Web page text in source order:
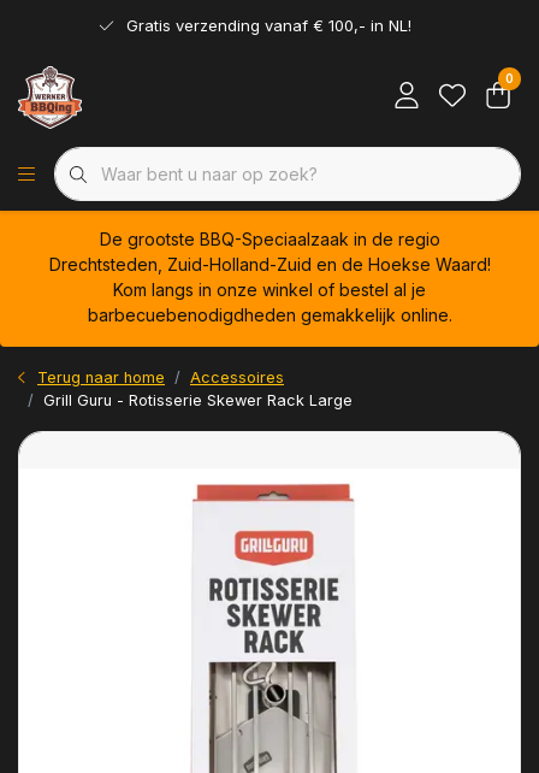
Gratis verzending vanaf € 100,- in NL!
0
De grootste BBQ-Speciaalzaak in de regio
Drechtsteden, Zuid-Holland-Zuid en de Hoekse Waard!
Kom langs in onze winkel of bestel al je
barbecuebenodigdheden gemakkelijk online.
Terug naar home
Accessoires
Grill Guru - Rotisserie Skewer Rack Large